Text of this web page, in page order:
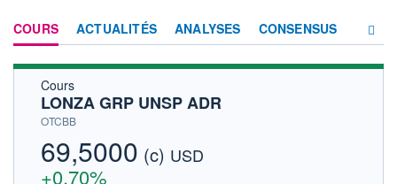
COURS ACTUALITÉS ANALYSES CONSENSUS
ACTIONNAIRES
Cours
LONZA GRP UNSP ADR
OTCBB
69,5000 (c) USD
+0,70%